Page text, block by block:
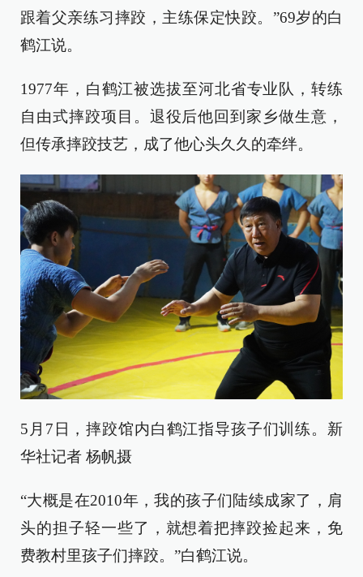
跟着父亲练习摔跤，主练保定快跤。”69岁的白
鹤江说。
1977年，白鹤江被选拔至河北省专业队，转练
自由式摔跤项目。退役后他回到家乡做生意，
但传承摔跤技艺，成了他心头久久的牵绊。
5月7日，摔跤馆内白鹤江指导孩子们训练。新
华社记者 杨帆摄
“大概是在2010年，我的孩子们陆续成家了，肩
头的担子轻一些了，就想着把摔跤捡起来，免
费教村里孩子们摔跤。”白鹤江说。